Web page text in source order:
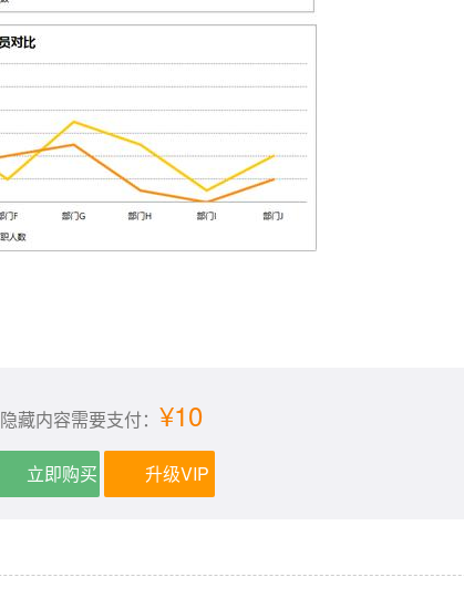
隐藏内容需要支付： ¥10
立即购买 升级VIP